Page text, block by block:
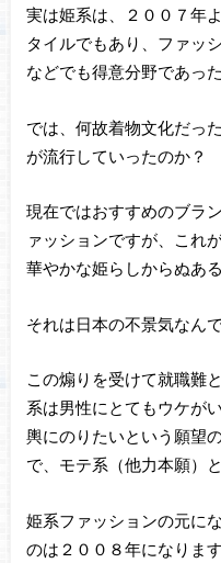
実は姫系は、２００７年
タイルでもあり、ファッ
などでも得意分野であっ
では、何故着物文化だっ
が流行していったのか？
現在ではおすすめのブラ
ァッションですが、これ
華やかな姫らしからぬあ
それは日本の不景気なん
この煽りを受けて就職難
系は男性にとてもウケが
輿にのりたいという願望
で、モテ系（他力本願）
姫系ファッションの元に
のは２００８年になりま